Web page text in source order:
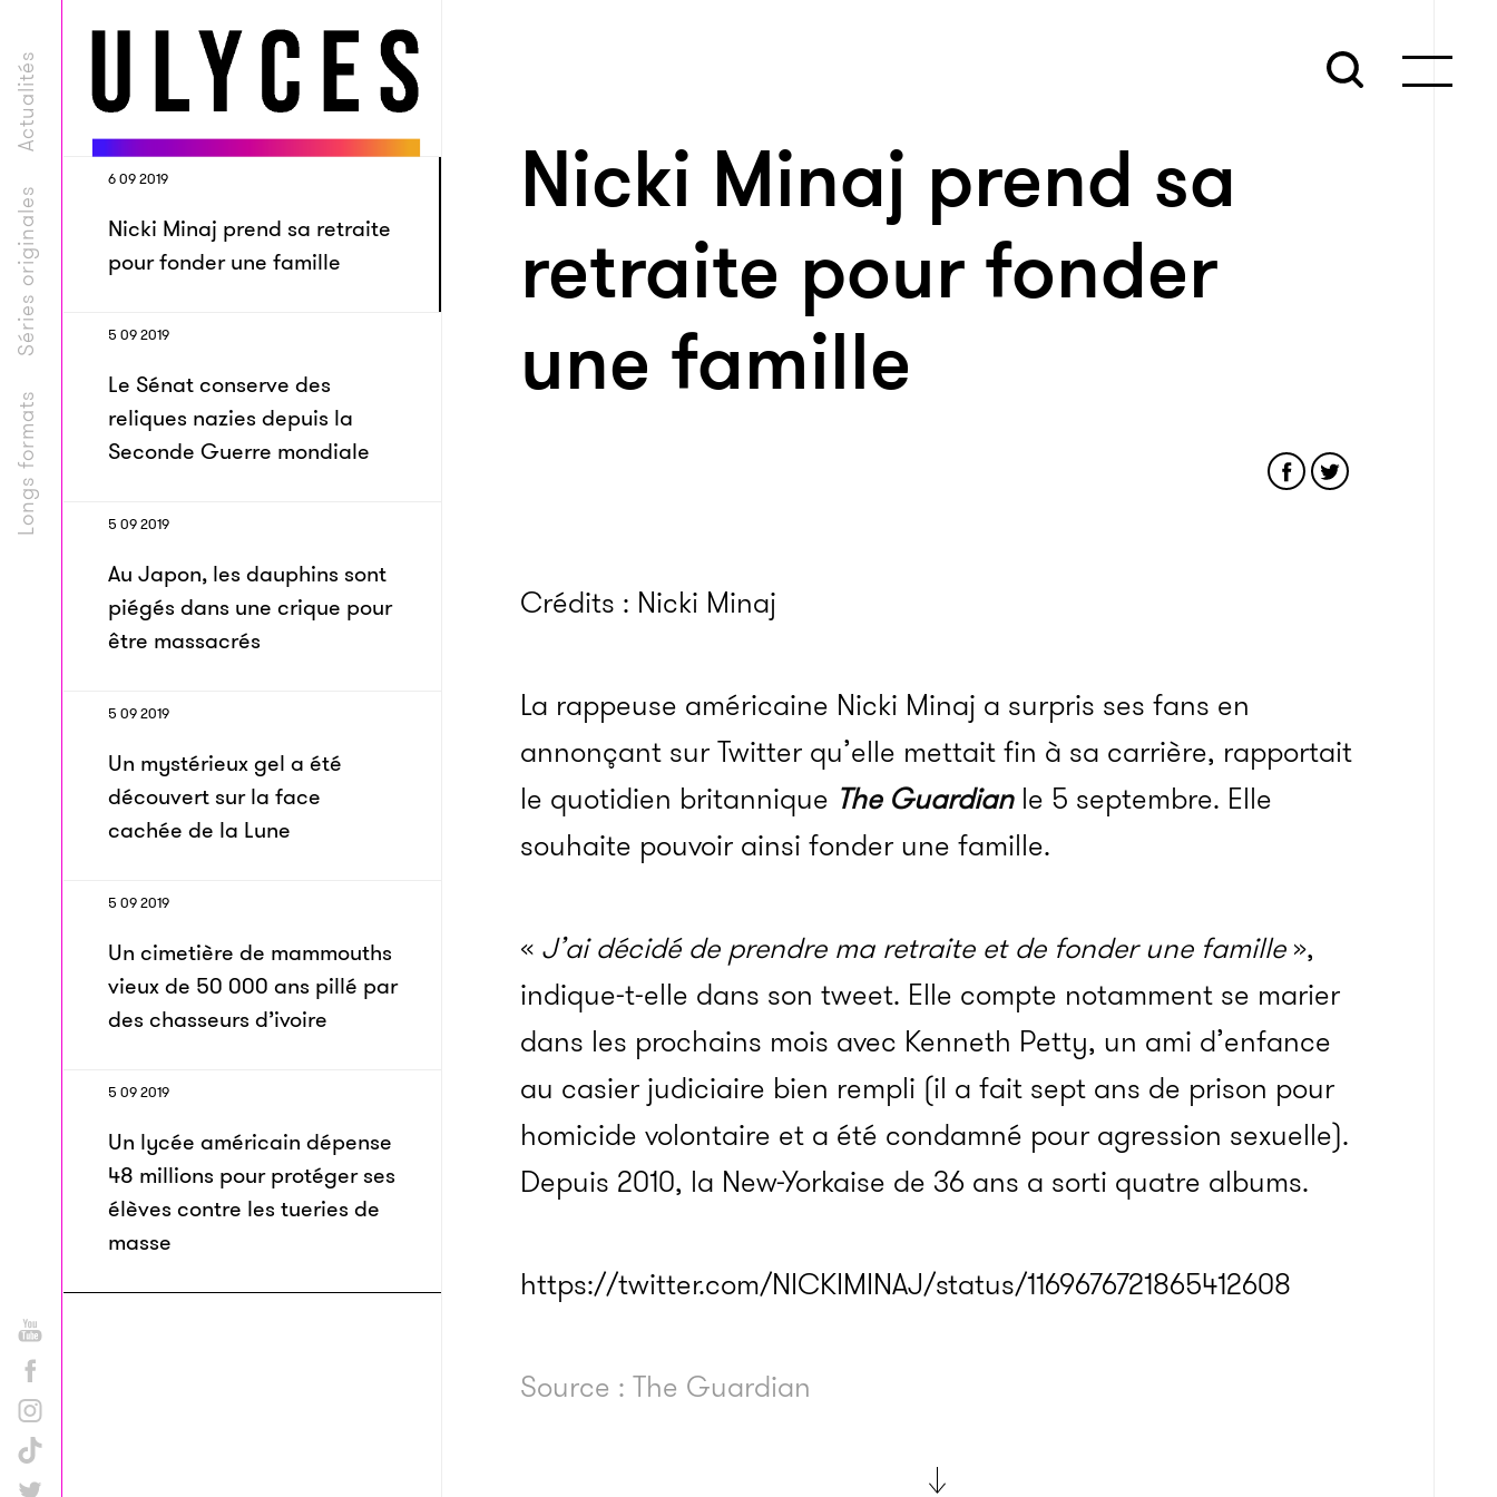
Longs formats
Séries originales
Actualités
6 09 2019
Nicki Minaj prend sa retraite
pour fonder une famille
5 09 2019
Le Sénat conserve des
reliques nazies depuis la
Seconde Guerre mondiale
5 09 2019
Au Japon, les dauphins sont
piégés dans une crique pour
être massacrés
5 09 2019
Un mystérieux gel a été
découvert sur la face
cachée de la Lune
5 09 2019
Un cimetière de mammouths
vieux de 50 000 ans pillé par
des chasseurs d’ivoire
5 09 2019
Un lycée américain dépense
48 millions pour protéger ses
élèves contre les tueries de
masse
Nicki Minaj prend sa
retraite pour fonder
une famille
Crédits : Nicki Minaj
La rappeuse américaine Nicki Minaj a surpris ses fans en
annonçant sur Twitter qu’elle mettait fin à sa carrière, rapportait
le quotidien britannique The Guardianle 5 septembre. Elle
souhaite pouvoir ainsi fonder une famille.
« J’ai décidé de prendre ma retraite et de fonder une famille»,
indique-t-elle dans son tweet. Elle compte notamment se marier
dans les prochains mois avec Kenneth Petty, un ami d’enfance
au casier judiciaire bien rempli (il a fait sept ans de prison pour
homicide volontaire et a été condamné pour agression sexuelle).
Depuis 2010, la New-Yorkaise de 36 ans a sorti quatre albums.
https://twitter.com/NICKIMINAJ/status/1169676721865412608
Source : The Guardian